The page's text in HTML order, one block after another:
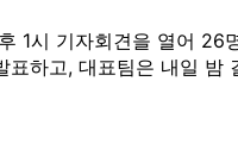
1시 기자회견을 열어 26
표하고, 대표팀은 내일 밤